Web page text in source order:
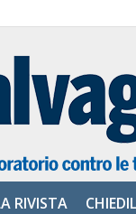
RIVISTA